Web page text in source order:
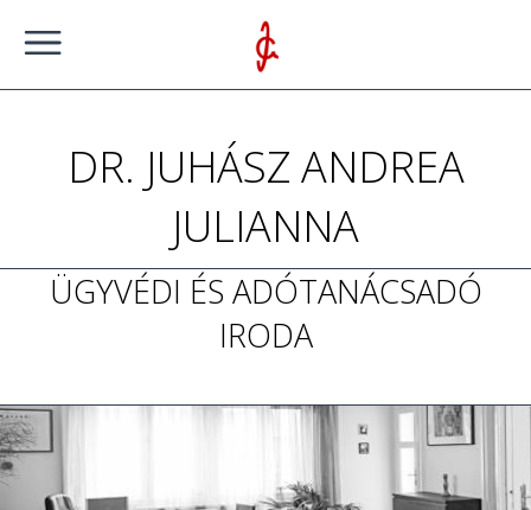
DR. JUHÁSZ ANDREA
JULIANNA
ÜGYVÉDI ÉS ADÓTANÁCSADÓ
IRODA